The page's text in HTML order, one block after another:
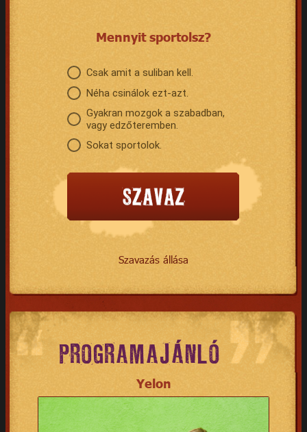
Mennyit sportolsz?
Csak amit a suliban kell.
Néha csinálok ezt-azt.
Gyakran mozgok a szabadban,
vagy edzőteremben.
Sokat sportolok.
Szavazás állása
PROGRAMAJÁNLÓ
Yelon